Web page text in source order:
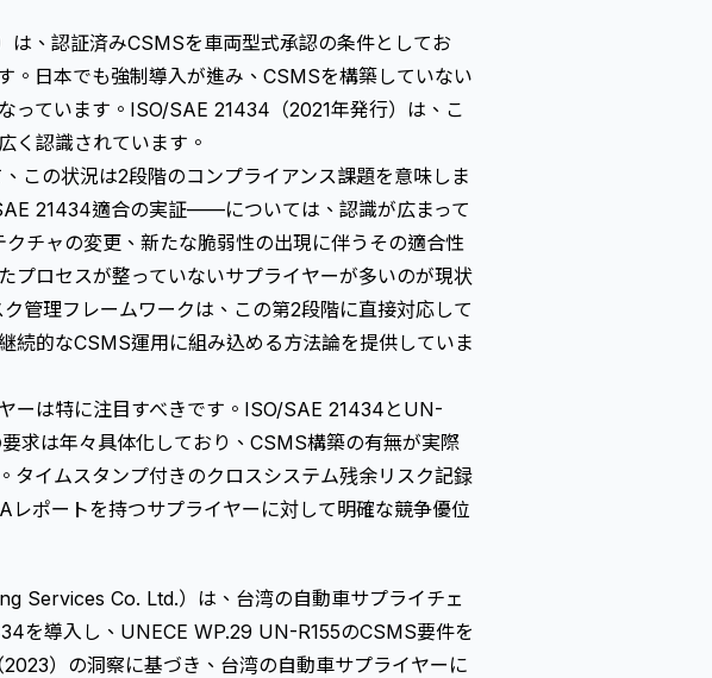
、認証済みCSMSを車両型式承認の条件としてお
。日本でも強制導入が進み、CSMSを構築していない
っています。ISO/SAE 21434（2021年発行）は、こ
く認識されています。
この状況は2段階のコンプライアンス課題を意味しま
21434適合の実証——については、認識が広まって
チャの変更、新たな脆弱性の出現に伴うその適合性
ロセスが整っていないサプライヤーが多いのが現状
管理フレームワークは、この第2段階に直接対応して
続的なCSMS運用に組み込める方法論を提供していま
ーは特に注目すべきです。ISO/SAE 21434とUN-
求は年々具体化しており、CSMS構築の有無が実際
タイムスタンプ付きのクロスシステム残余リスク記録
ポートを持つサプライヤーに対して明確な競争優位
Services Co. Ltd.）は、台湾の自動車サプライチェ
を導入し、UNECE WP.29 UN-R155のCSMS要件を
）の洞察に基づき、台湾の自動車サプライヤーに